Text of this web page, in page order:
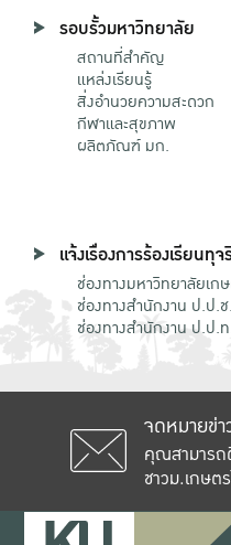
รอบรั้วมหาวิทยาลัย
สถานที่สำคัญ
แหล่งเรียนรู้
สิ่งอำนวยความสะดวก
กีฬาและสุขภาพ
ผลิตภัณฑ์ มก.
แจ้งเรื่องการร้องเรียนทุ
ช่องทางมหาวิทยาลัยเก
ช่องทางสำนักงาน ป.ป.ช.
ช่องทางสำนักงาน ป.ป.
จดหมายข่า
คุณสามารถ
ชาวม.เกษต